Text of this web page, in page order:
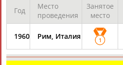
Год
Место
проведения
Занятое
место
1960 Рим, Италия 1